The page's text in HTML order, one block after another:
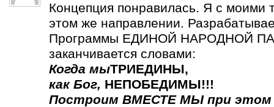
Концепция понравилась. Я с моими
этом же направлении.
Программы ЕДИНОЙ НАРОДНОЙ
заканчивается словами:
Когда мыТРИЕДИНЫ,
как Бог, НЕПОБЕДИМЫ!!!
Построим ВМЕСТЕ МЫ при этом